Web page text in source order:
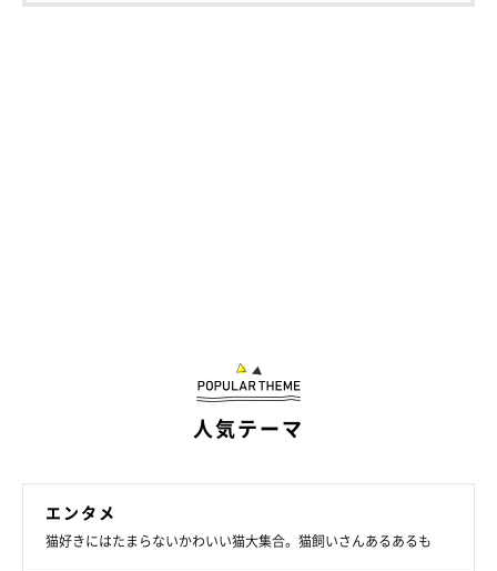
人気テーマ
エンタメ
猫好きにはたまらないかわいい猫大集合。猫飼いさんあるあるも